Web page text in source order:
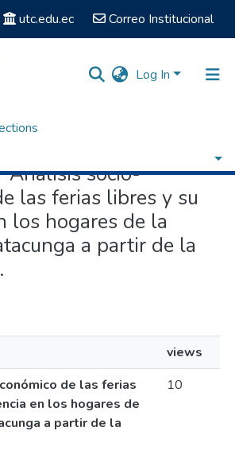
utc.edu.ec Correo Institucional
Log In
Análisis socio-
las ferias libres y su
los hogares de la
a partir de la
views
de las ferias
en los hogares de
a partir de la
10